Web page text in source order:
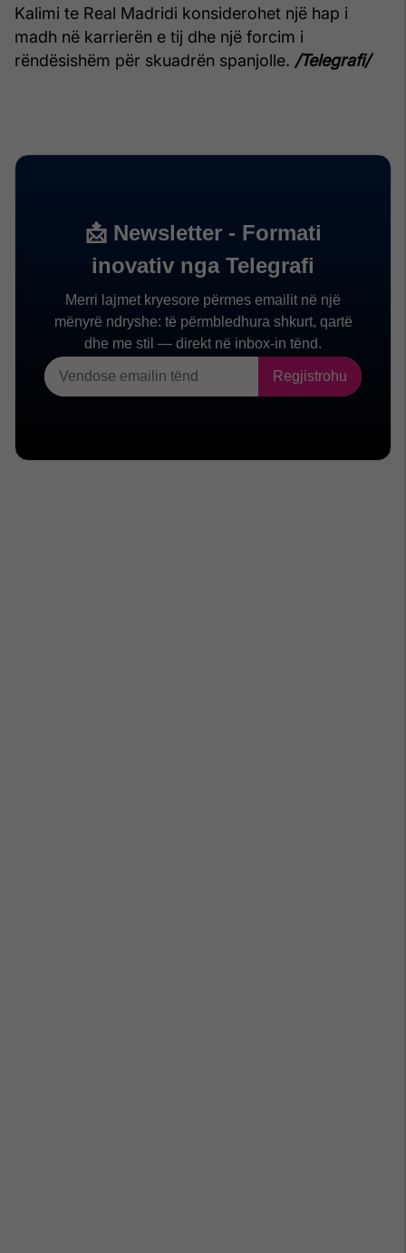
Kalimi te Real Madridi konsiderohet një hap i
madh në karrierën e tij dhe një forcim i
rëndësishëm për skuadrën spanjolle. /Telegrafi/